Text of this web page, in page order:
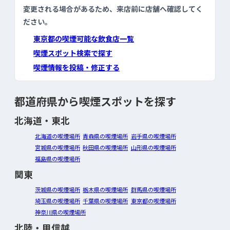
変更される場合があるため、来店前に店舗へ確認してく
ださい。
東京都の喫煙可能な飲食店一覧
喫煙スポット検索で探す
喫煙情報を投稿・修正する
都道府県から喫煙スポットを探す
北海道・東北
北海道の喫煙場所 青森県の喫煙場所 岩手県の喫煙場所
宮城県の喫煙場所 秋田県の喫煙場所 山形県の喫煙場所
福島県の喫煙場所
関東
茨城県の喫煙場所 栃木県の喫煙場所 群馬県の喫煙場所
埼玉県の喫煙場所 千葉県の喫煙場所 東京都の喫煙場所
神奈川県の喫煙場所